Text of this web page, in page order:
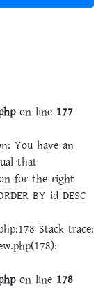
on line 177
You have an
that
for the right
BY id DESC
Stack trace:
on line 178